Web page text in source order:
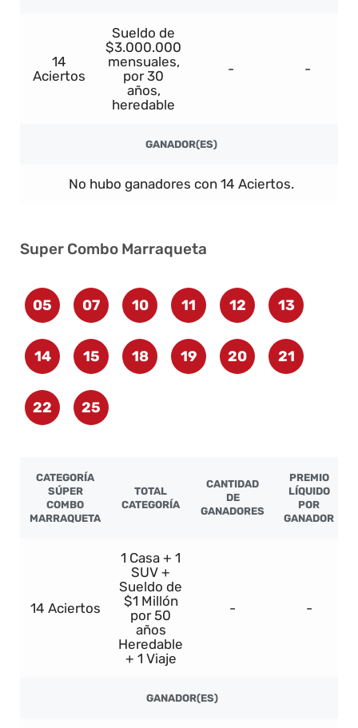
14
Aciertos
Sueldo de
$3.000.000
mensuales,
por 30
años,
heredable
- -
GANADOR(ES)
No hubo ganadores con 14 Aciertos.
Super Combo Marraqueta
05 07 10 11 12 13
14 15 18 19 20 21
22 25
CATEGORÍA
SÚPER
COMBO
MARRAQUETA
TOTAL
CATEGORÍA
CANTIDAD
DE
GANADORES
PREMIO
LÍQUIDO
POR
GANADOR
14 Aciertos
1 Casa + 1
SUV +
Sueldo de
$1 Millón
por 50
años
Heredable
+ 1 Viaje
- -
GANADOR(ES)